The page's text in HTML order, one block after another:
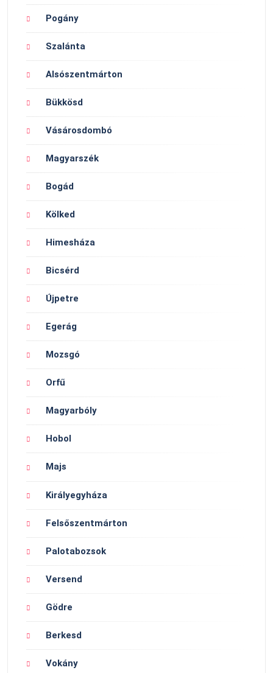
Pogány
Szalánta
Alsószentmárton
Bükkösd
Vásárosdombó
Magyarszék
Bogád
Kölked
Himesháza
Bicsérd
Újpetre
Egerág
Mozsgó
Orfű
Magyarbóly
Hobol
Majs
Királyegyháza
Felsőszentmárton
Palotabozsok
Versend
Gödre
Berkesd
Vokány